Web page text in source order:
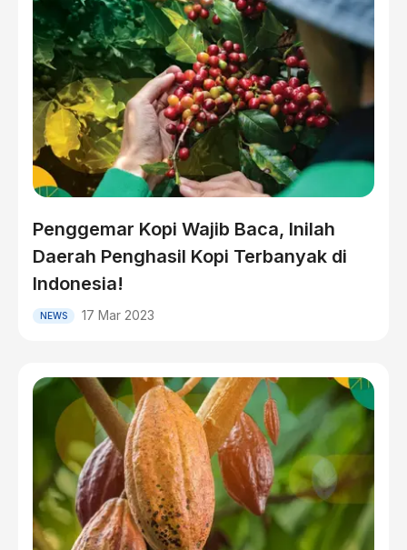
Penggemar Kopi Wajib Baca, Inilah
Daerah Penghasil Kopi Terbanyak di
Indonesia!
NEWS 17 Mar 2023